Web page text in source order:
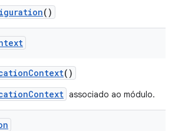
()
Context()
associado ao módulo.